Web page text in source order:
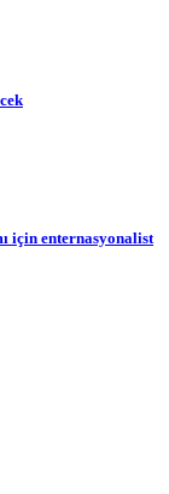
için enternasyonalist